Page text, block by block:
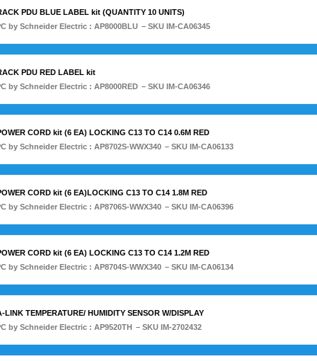
PDU BLUE LABEL kit (QUANTITY 10 UNITS)
by Schneider Electric : AP8000BLU – SKU IM-CA06345
PDU RED LABEL kit
by Schneider Electric : AP8000RED – SKU IM-CA06346
CORD kit (6 EA) LOCKING C13 TO C14 0.6M RED
by Schneider Electric : AP8702S-WWX340 – SKU IM-CA06133
CORD kit (6 EA)LOCKING C13 TO C14 1.8M RED
by Schneider Electric : AP8706S-WWX340 – SKU IM-CA06396
CORD kit (6 EA) LOCKING C13 TO C14 1.2M RED
by Schneider Electric : AP8704S-WWX340 – SKU IM-CA06134
LINK TEMPERATURE/ HUMIDITY SENSOR W/DISPLAY
by Schneider Electric : AP9520TH – SKU IM-2702432